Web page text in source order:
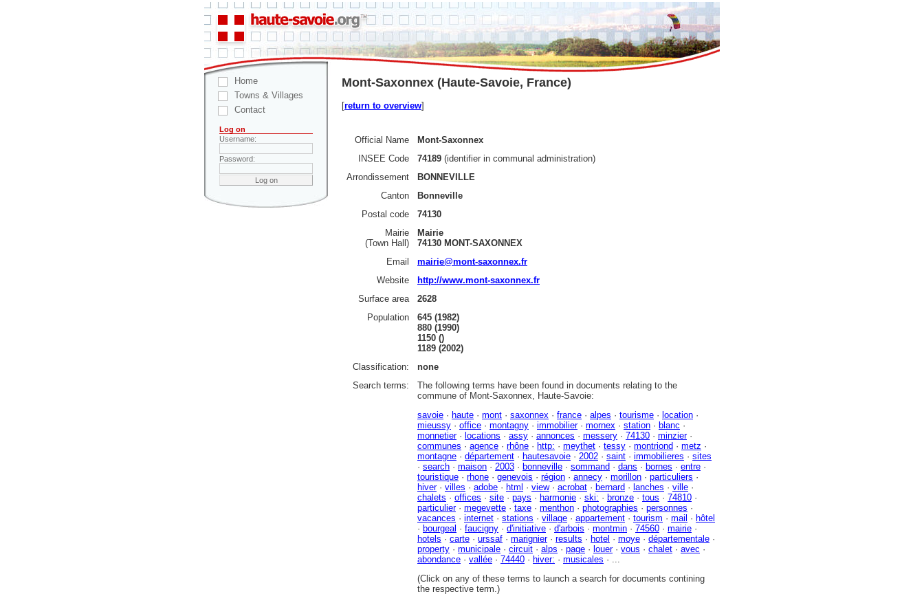
Home
Towns & Villages
Contact
Log on
Username:
Password:
Mont-Saxonnex (Haute-Savoie, France)
[return to overview]
Official Name
Mont-Saxonnex
INSEE Code
74189 (identifier in communal administration)
Arrondissement
BONNEVILLE
Canton
Bonneville
Postal code
74130
Mairie
(Town Hall)
Mairie
74130 MONT-SAXONNEX
Email
mairie@mont-saxonnex.fr
Website
http://www.mont-saxonnex.fr
Surface area
2628
Population
645 (1982)
880 (1990)
1150 ()
1189 (2002)
Classification:
none
Search terms:
The following terms have been found in documents relating to the
commune of Mont-Saxonnex, Haute-Savoie:
savoie · haute · mont · saxonnex · france · alpes · tourisme · location ·
mieussy · office · montagny · immobilier· mornex · station · blanc ·
monnetier· locations · assy · annonces · messery · 74130 · minzier·
communes · agence · rhône · http: · meythet · tessy · montriond · metz ·
montagne · département · hautesavoie · 2002 · saint · immobilieres · sites
· search · maison · 2003 · bonneville · sommand · dans · bornes · entre ·
touristique · rhone · genevois · région · annecy · morillon · particuliers ·
hiver· villes · adobe · html · view· acrobat · bernard · lanches · ville ·
chalets · offices · site · pays · harmonie · ski: · bronze · tous · 74810 ·
particulier· megevette · taxe · menthon · photographies · personnes ·
vacances · internet · stations · village · appartement · tourism · mail · hôtel
· bourgeal · faucigny · d'initiative · d'arbois · montmin · 74560 · mairie ·
hotels · carte · urssaf · marignier· results · hotel · moye · départementale ·
property · municipale · circuit · alps · page · louer· vous · chalet · avec ·
abondance · vallée · 74440 · hiver: · musicales · ...
(Click on any of these terms to launch a search for documents contining
the respective term.)